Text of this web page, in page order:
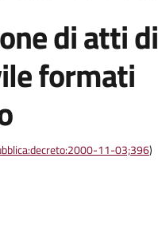
di atti di
formati
11-03;396)